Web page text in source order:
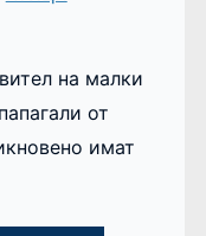
на малки
от
имат